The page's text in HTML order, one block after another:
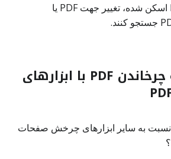
PDF، چرخاندن PDF اسکن شده، تغییر جهت PDF یا
مقایسه چرخاندن PDF با ابزارهای
ابزار چرخاندن PDF نسبت به سایر ابزارهای چرخش صفحات